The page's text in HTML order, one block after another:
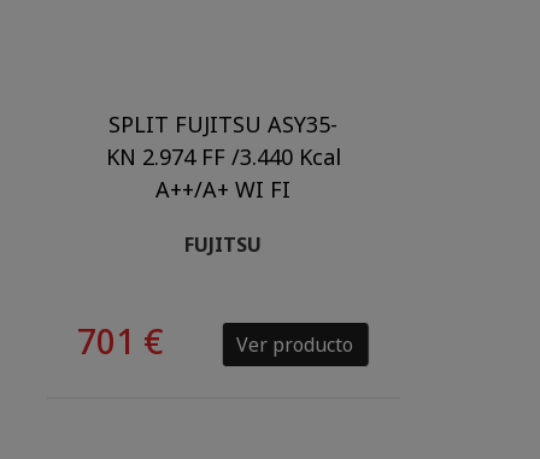
SPLIT FUJITSU ASY35-
KN 2.974 FF /3.440 Kcal
A++/A+ WI FI
FUJITSU
701 € Ver producto